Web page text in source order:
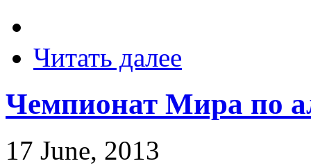
Читать далее
Чемпионат Мира по
17 June, 2013